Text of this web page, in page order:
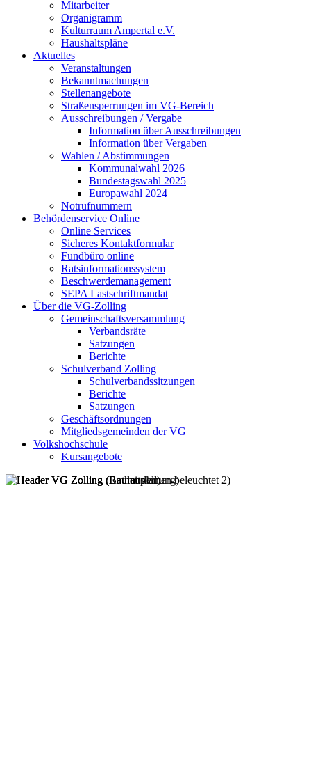
Mitarbeiter
Organigramm
Kulturraum Ampertal e.V.
Haushaltspläne
Aktuelles
Veranstaltungen
Bekanntmachungen
Stellenangebote
Straßensperrungen im VG-Bereich
Ausschreibungen / Vergabe
Information über Ausschreibungen
Information über Vergaben
Wahlen / Abstimmungen
Kommunalwahl 2026
Bundestagswahl 2025
Europawahl 2024
Notrufnummern
Behördenservice Online
Online Services
Sicheres Kontaktformular
Fundbüro online
Ratsinformationssystem
Beschwerdemanagement
SEPA Lastschriftmandat
Über die VG-Zolling
Gemeinschaftsversammlung
Verbandsräte
Satzungen
Berichte
Schulverband Zolling
Schulverbandssitzungen
Berichte
Satzungen
Geschäftsordnungen
Mitgliedsgemeinden der VG
Volkshochschule
Kursangebote